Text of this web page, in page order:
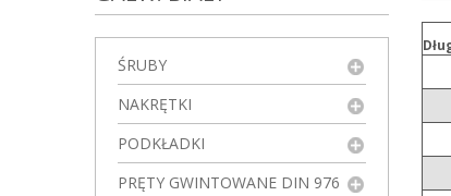
ŚRUBY
NAKRĘTKI
PODKŁADKI
PRĘTY GWINTOWANE DIN 976